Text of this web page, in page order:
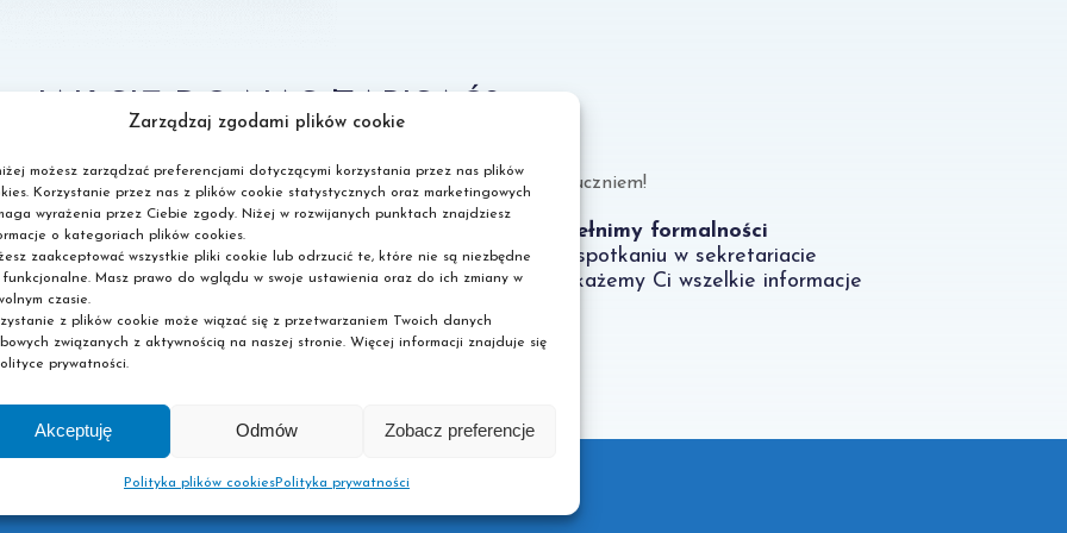
Zarządzaj zgodami plików cookie
możesz zarządzać preferencjami dotyczącymi korzystania przez nas plików
Korzystanie przez nas z plików cookie statystycznych oraz marketingowych
wyrażenia przez Ciebie zgody. Niżej w rozwijanych punktach znajdziesz
o kategoriach plików cookies.
zaakceptować wszystkie pliki cookie lub odrzucić te, które nie są niezbędne
Masz prawo do wglądu w swoje ustawienia oraz do ich zmiany w
czasie.
z plików cookie może wiązać się z przetwarzaniem Twoich danych
związanych z aktywnością na naszej stronie. Więcej informacji znajduje się
prywatności.
Akceptuję Odmów Zobacz preferencje
Polityka plików cookiesPolityka prywatności
JAK SIĘ DO NAS ZAPISAĆ?
ograniczeń, wypełnij formularz, przygotuj dokumenty i zostań uczniem!
2
Oddzwonimy
- umówimy dogodny termin
dopełnienia formalności
3
Dopełnimy formalności
- na spotkaniu w sekretariacie
przekażemy Ci wszelkie informacje